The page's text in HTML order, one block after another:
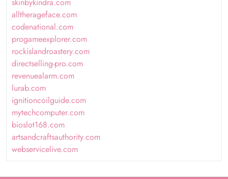
alltherageface.com
codenational.com
progameexplorer.com
rockislandroastery.com
directselling-pro.com
revenuealarm.com
lurab.com
ignitioncoilguide.com
mytechcomputer.com
bioslot168.com
artsandcraftsauthority.com
webservicelive.com